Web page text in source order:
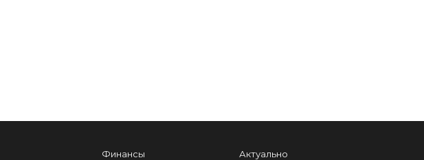
Финансы
Актуально